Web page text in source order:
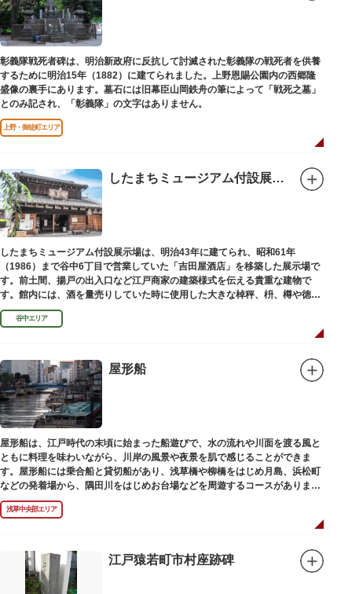
彰義隊戦死者碑は、明治新政府に反抗して討滅された彰義隊の戦死者を供養
するために明治15年（1882）に建てられました。上野恩賜公園内の西郷隆
盛像の裏手にあります。墓石には旧幕臣山岡鉄舟の筆によって「戦死之墓」
とのみ記され、「彰義隊」の文字はありません。
上野・御徒町エリア
したまちミュージアム付設展示場（旧吉田屋酒店）
したまちミュージアム付設展示場は、明治43年に建てられ、昭和61年
（1986）まで谷中6丁目で営業していた「吉田屋酒店」を移築した展示場で
す。前土間、揚戸の出入口など江戸商家の建築様式を伝える貴重な建物で
す。館内には、酒を量売りしていた時に使用した大きな棹秤、枡、樽や徳
利、宣伝用ポスターなどの資料を展示しています。
谷中エリア
屋形船
屋形船は、江戸時代の末頃に始まった船遊びで、水の流れや川面を渡る風と
ともに料理を味わいながら、川岸の風景や夜景を肌で感じることができま
す。屋形船には乗合船と貸切船があり、浅草橋や柳橋をはじめ月島、浜松町
などの発着場から、隅田川をはじめお台場などを周遊するコースがありま
す。
浅草中央部エリア
江戸猿若町市村座跡碑